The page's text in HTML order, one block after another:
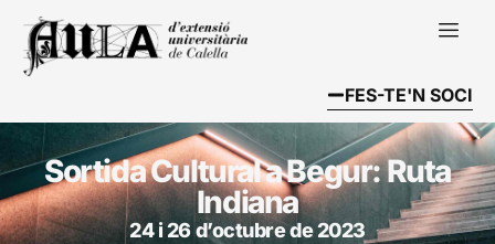
FES-TE'N SOCI
Sortida Cultural a Begur: Ruta
Indiana
24 i 26 d’octubre de 2023